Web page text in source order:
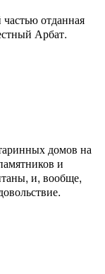
отданная
Арбат.
домов на
и
и, вообще,